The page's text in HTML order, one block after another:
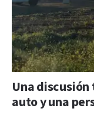
Una
auto y una